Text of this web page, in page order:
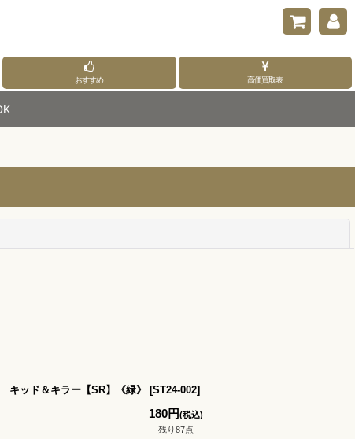
おすすめ 高価買取表
キッド＆キラー【SR】《緑》 [ST24-002]
180円(税込)
残り87点